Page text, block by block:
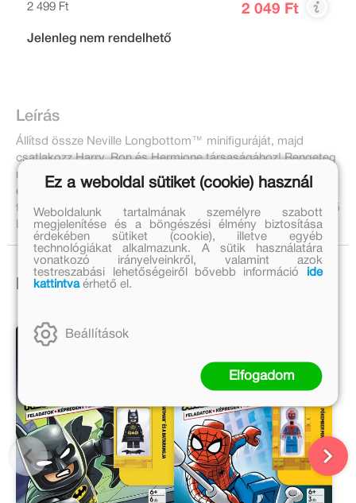
2 499 Ft
2 049 Ft
Jelenleg nem rendelhető
Leírás
Állítsd össze Neville Longbottom™ minifiguráját, majd
csatlakozz Harry, Ron és Hermione társaságához! Rengeteg
mágikus meglepetést fedezhettek fel a Roxfort™ folyosóin
és környékén. Titokzatos rejtvényeket oldhatsz meg, és
teljesítheted a varázslók minden kihívását ebben a lenyűgöző
LEGO Harry Potter™ foglalkoztatóban.
Ezek is érdekelhetnek!
Ez a weboldal sütiket (cookie) használ
Weboldalunk tartalmának személyre szabott
megjelenítése és a böngészési élmény biztosítása
érdekében sütiket (cookie), illetve egyéb
technológiákat alkalmazunk. A sütik használatára
vonatkozó irányelveinkről, valamint azok
testreszabási lehetőségeiről bővebb információ
ide
kattintvaérhető el.
Beállítások
Elfogadom